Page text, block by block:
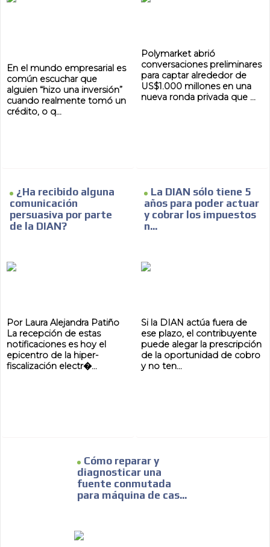
En el mundo empresarial es
común escuchar que
alguien “hizo una inversión”
cuando realmente tomó un
crédito, o q...
Polymarket abrió
conversaciones preliminares
para captar alrededor de
US$1.000 millones en una
nueva ronda privada que ...
¿Ha recibido alguna
comunicación
persuasiva por parte
de la DIAN?
Por Laura Alejandra Patiño
La recepción de estas
notificaciones es hoy el
epicentro de la hiper-
fiscalización electr�...
La DIAN sólo tiene 5
años para poder actuar
y cobrar los impuestos
n...
Si la DIAN actúa fuera de
ese plazo, el contribuyente
puede alegar la prescripción
de la oportunidad de cobro
y no ten...
Cómo reparar y
diagnosticar una
fuente conmutada
para máquina de cas...
ADVERTISEMENT